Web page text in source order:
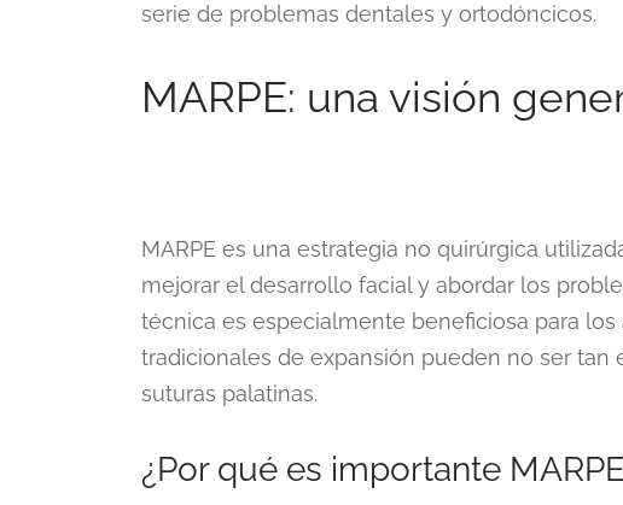
serie de problemas dentales y ortodóncicos.
MARPE: una visión
MARPE es una estrategia no quirúrgica
mejorar el desarrollo facial y abordar los
técnica es especialmente beneficiosa para
tradicionales de expansión pueden no ser tan
suturas palatinas.
¿Por qué es importante